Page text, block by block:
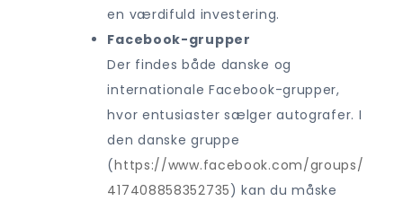
en værdifuld investering.
Facebook-grupper
Der findes både danske og
internationale Facebook-grupper,
hvor entusiaster sælger autografer. I
den danske gruppe
(https://www.facebook.com/groups/
417408858352735) kan du måske